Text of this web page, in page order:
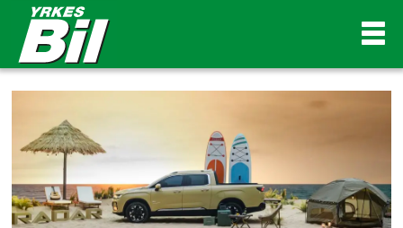
Tag:
radar